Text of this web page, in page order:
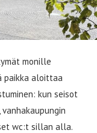
monille
paikka aloittaa
kun seisot
wc:t sillan alla.